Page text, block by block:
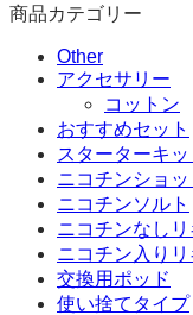
商品カテゴリー
Other
アクセサリー
コットン
おすすめセット
スターターキッ
ニコチンショッ
ニコチンソルト
ニコチンなしリ
ニコチン入りリ
交換用ポッド
使い捨てタイプ